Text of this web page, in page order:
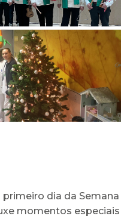
dia da Semana
momentos especiais